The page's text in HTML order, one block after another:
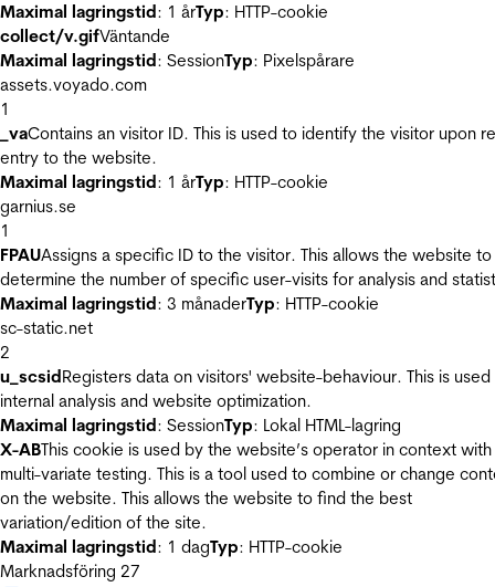
Maximal lagringstid: 1 årTyp: HTTP-cookie
collect/v.gifVäntande
Maximal lagringstid: SessionTyp: Pixelspårare
assets.voyado.com
1
_vaContains an visitor ID. This is used to identify the visitor upon
entry to the website.
Maximal lagringstid: 1 årTyp: HTTP-cookie
garnius.se
1
FPAUAssigns a specific ID to the visitor. This allows the website to
determine the number of specific user-visits for analysis and
Maximal lagringstid: 3 månaderTyp: HTTP-cookie
sc-static.net
2
u_scsidRegisters data on visitors' website-behaviour. This is
internal analysis and website optimization.
Maximal lagringstid: SessionTyp: Lokal HTML-lagring
X-ABThis cookie is used by the website’s operator in context with
multi-variate testing. This is a tool used to combine or change
on the website. This allows the website to find the best
variation/edition of the site.
Maximal lagringstid: 1 dagTyp: HTTP-cookie
Marknadsföring 27